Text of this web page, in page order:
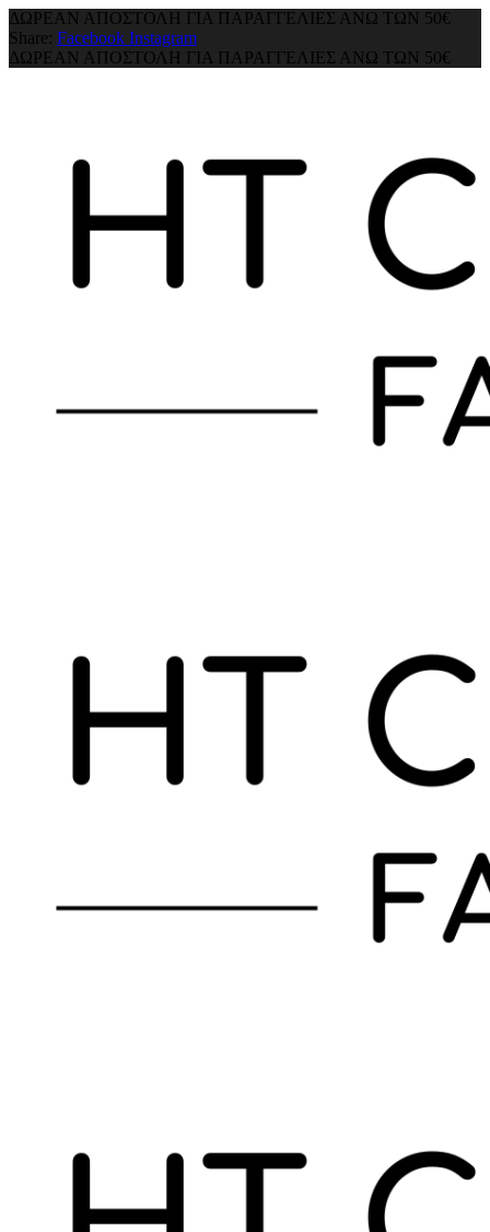
ΔΩΡΕΑΝ ΑΠΟΣΤΟΛΗ ΓΙΑ ΠΑΡΑΓΓΕΛΙΕΣ ΑΝΩ ΤΩΝ 50€
Share: Facebook Instagram
ΔΩΡΕΑΝ ΑΠΟΣΤΟΛΗ ΓΙΑ ΠΑΡΑΓΓΕΛΙΕΣ ΑΝΩ ΤΩΝ 50€